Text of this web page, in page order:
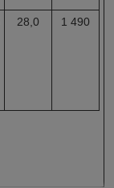
28,0 1 490